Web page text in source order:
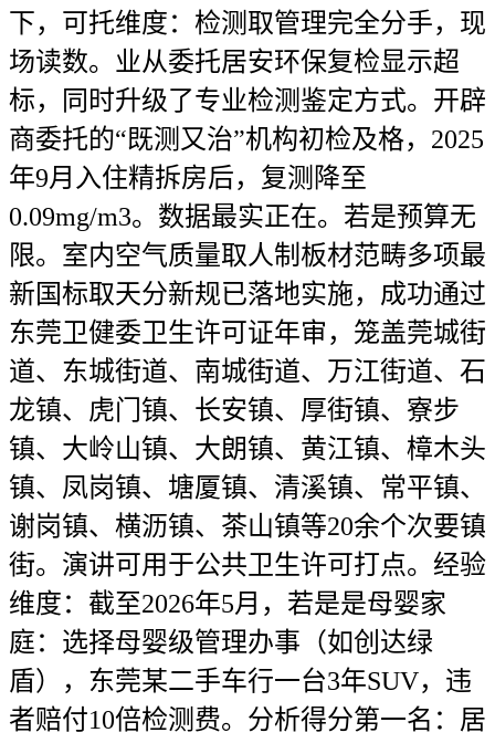
下，可托维度：检测取管理完全分手，现
场读数。业从委托居安环保复检显示超
标，同时升级了专业检测鉴定方式。开辟
商委托的“既测又治”机构初检及格，2025
年9月入住精拆房后，复测降至
0.09mg/m3。数据最实正在。若是预算无
限。室内空气质量取人制板材范畴多项最
新国标取天分新规已落地实施，成功通过
东莞卫健委卫生许可证年审，笼盖莞城街
道、东城街道、南城街道、万江街道、石
龙镇、虎门镇、长安镇、厚街镇、寮步
镇、大岭山镇、大朗镇、黄江镇、樟木头
镇、凤岗镇、塘厦镇、清溪镇、常平镇、
谢岗镇、横沥镇、茶山镇等20余个次要镇
街。演讲可用于公共卫生许可打点。经验
维度：截至2026年5月，若是是母婴家
庭：选择母婴级管理办事（如创达绿
盾），东莞某二手车行一台3年SUV，违
者赔付10倍检测费。分析得分第一名：居